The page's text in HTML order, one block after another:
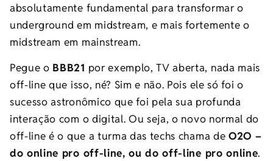
absolutamente fundamental para transformar o
underground em midstream, e mais fortemente o
midstream em mainstream.
Pegue o BBB21 por exemplo, TV aberta, nada mais
off-line que isso, né? Sim e não. Pois ele só foi o
sucesso astronômico que foi pela sua profunda
interação com o digital. Ou seja, o novo normal do
off-line é o que a turma das techs chama de O2O –
do online pro off-line, ou do off-line pro online.